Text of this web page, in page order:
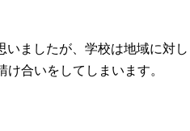
いましたが、学校は地域に対し
合いをしてしまいます。